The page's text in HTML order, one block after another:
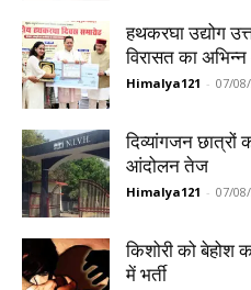
हथकरघा उद्योग
विरासत का
Himalya121 - 07/
दिव्यांगजन छात्रों
आंदोलन तेज
Himalya121 - 07/
किशोरी को बेहोश
में भर्ती